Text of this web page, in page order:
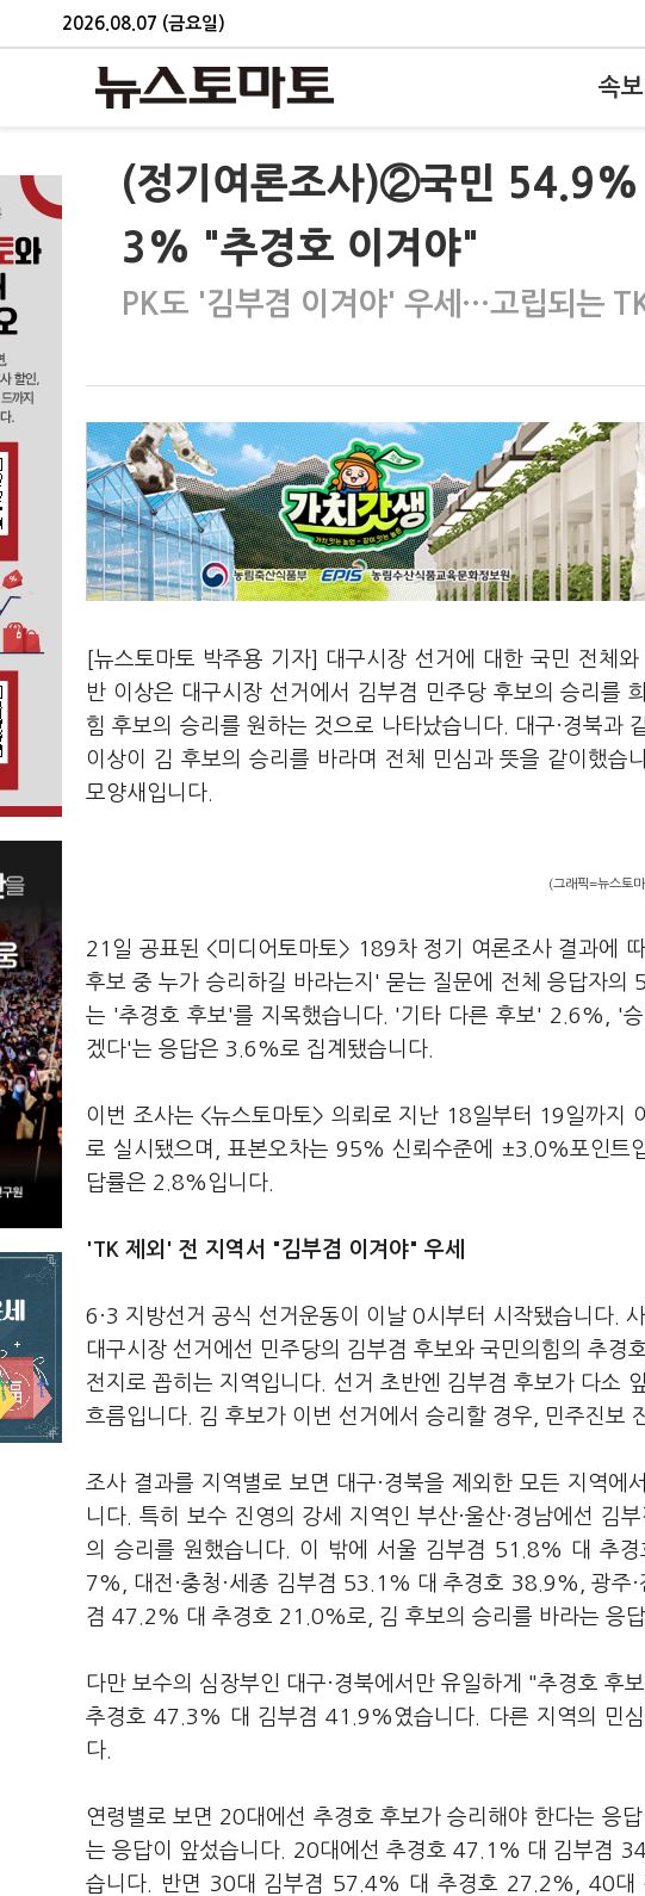
2026.08.07 (금요일)
속보
(정기여론조사)②국민
3% "추경호 이겨야"
PK도 '김부겸 이겨야' 우세…고립되는
[뉴스토마토 박주용 기자] 대구시장 선거에 대한 국민 전체
반 이상은 대구시장 선거에서 김부겸 민주당 후보의 승리를
힘 후보의 승리를 원하는 것으로 나타났습니다. 대구·경북과
이상이 김 후보의 승리를 바라며 전체 민심과 뜻을 같이했습
모양새입니다.
(그래픽=뉴스토
21일 공표된 <미디어토마토> 189차 정기 여론조사 결과에
후보 중 누가 승리하길 바라는지' 묻는 질문에 전체 응답자
는 '추경호 후보'를 지목했습니다. '기타 다른 후보' 2.6%, '
겠다'는 응답은 3.6%로 집계됐습니다.
이번 조사는 <뉴스토마토> 의뢰로 지난 18일부터 19일까
로 실시됐으며, 표본오차는 95% 신뢰수준에 ±3.0%포인트
답률은 2.8%입니다.
'TK 제외' 전 지역서 "김부겸 이겨야" 우세
6·3 지방선거 공식 선거운동이 이날 0시부터 시작됐습니다.
대구시장 선거에선 민주당의 김부겸 후보와 국민의힘의 추경
전지로 꼽히는 지역입니다. 선거 초반엔 김부겸 후보가 다소
흐름입니다. 김 후보가 이번 선거에서 승리할 경우, 민주진보
조사 결과를 지역별로 보면 대구·경북을 제외한 모든 지역
니다. 특히 보수 진영의 강세 지역인 부산·울산·경남에선
의 승리를 원했습니다. 이 밖에 서울 김부겸 51.8% 대 추
7%, 대전·충청·세종 김부겸 53.1% 대 추경호 38.9%, 광주
겸 47.2% 대 추경호 21.0%로, 김 후보의 승리를 바라는 응답
다만 보수의 심장부인 대구·경북에서만 유일하게 "추경호 후
추경호 47.3% 대 김부겸 41.9%였습니다. 다른 지역의 민심
다.
연령별로 보면 20대에선 추경호 후보가 승리해야 한다는 응
는 응답이 앞섰습니다. 20대에선 추경호 47.1% 대 김부겸
습니다. 반면 30대 김부겸 57.4% 대 추경호 27.2%, 40